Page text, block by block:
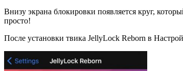
Внизу экрана блокировки появляется круг,
просто!
После установки твика JellyLock Reborn в